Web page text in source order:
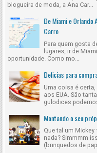
blogueira de moda, a Ana Car...
De Miami e Orlando
Carro
Para quem gosta
lugares, ir de
oportunidade. Como mo...
Delicias para
Uma coisa é
aos EUA. São
gulodices
Montando o seu
Que tal um
nada? Simmmm
(brinquedos de